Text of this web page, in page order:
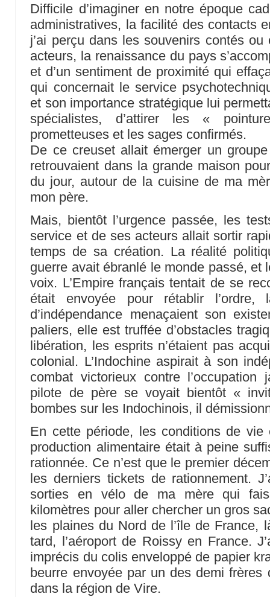
Difficile d’imaginer en notre époque
administratives, la facilité des contacts
j’ai perçu dans les souvenirs contés
acteurs, la renaissance du pays
et d’un sentiment de proximité qui
qui concernait le service
et son importance stratégique lui
spécialistes, d’attirer les «
prometteuses et les sages confirmés.
De ce creuset allait émerger un
retrouvaient dans la grande maison
du jour, autour de la cuisine de ma
mon père.
Mais, bientôt l’urgence passée, les
service et de ses acteurs allait sortir
temps de sa création. La réalité
guerre avait ébranlé le monde passé, et
voix. L’Empire français tentait de se
était envoyée pour rétablir l’ordre,
d’indépendance menaçaient son
paliers, elle est truffée d’obstacles
libération, les esprits n’étaient pas
colonial. L’Indochine aspirait à son
combat victorieux contre l’occupation
pilote de père se voyait bientôt «
bombes sur les Indochinois, il
En cette période, les conditions de vie
production alimentaire était à peine
rationnée. Ce n’est que le premier
les derniers tickets de rationnement.
sorties en vélo de ma mère qui
kilomètres pour aller chercher un gros
les plaines du Nord de l’île de France,
tard, l’aéroport de Roissy en France.
imprécis du colis enveloppé de papier
beurre envoyée par un des demi frères
dans la région de Vire.